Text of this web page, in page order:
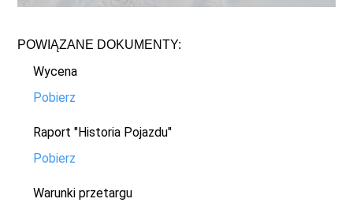
POWIĄZANE DOKUMENTY:
Wycena
Pobierz
Raport "Historia Pojazdu"
Pobierz
Warunki przetargu